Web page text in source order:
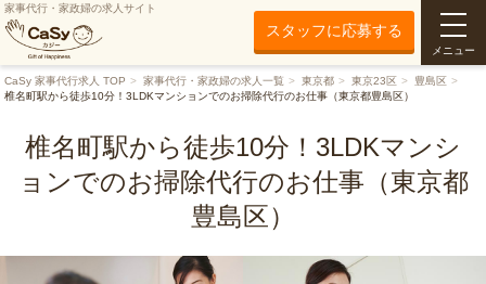
家事代行・家政婦の求人サイト
スタッフに応募する
メニュー
CaSy 家事代行求人 TOP 家事代行・家政婦の求人一覧 東京都 東京23区
豊島区
椎名町駅から徒歩10分！3LDKマンションでのお掃除代行のお仕事（東京都豊島区）
椎名町駅から徒歩10分！3LDKマンシ
ョンでのお掃除代行のお仕事（東京都
豊島区）